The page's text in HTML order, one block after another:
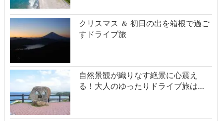
クリスマス ＆ 初日の出を箱根で過ご
すドライブ旅
自然景観が織りなす絶景に心震え
る！大人のゆったりドライブ旅は…